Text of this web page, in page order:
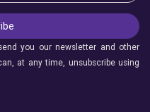
you our newsletter and other
at any time, unsubscribe using